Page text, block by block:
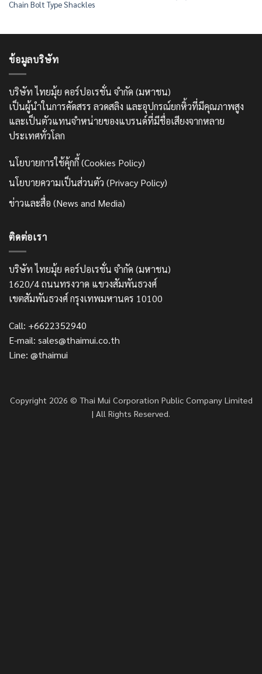
Chain Bolt Type Shackles
ข้อมูลบริษัท
บริษัท ไทยมุ้ย คอร์ปอเรชั่น จำกัด (มหาชน)
เป็นผู้นำในการคัดสรร ลวดสลิง และอุปกรณ์ยกหิ้วที่มีคุณภาพสูง
และเป็นตัวแทนจำหน่ายของแบรนด์ที่มีชื่อเสียงจากหลาย
ประเทศทั่วโลก
นโยบายการใช้คุ้กกี้ (Cookies Policy)
นโยบายความเป็นส่วนตัว (Privacy Policy)
ข่าวและสื่อ (News and Media)
ติดต่อเรา
บริษัท ไทยมุ้ย คอร์ปอเรชั่น จำกัด (มหาชน)
1620/4 ถนนทรงวาด แขวงสัมพันธวงศ์
เขตสัมพันธวงศ์ กรุงเทพมหานคร 10100
Call: +6622352940
E-mail: sales@thaimui.co.th
Line: @thaimui
Copyright 2026 © Thai Mui Corporation Public Company Limited
| All Rights Reserved.